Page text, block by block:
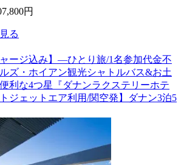
円
る
ャージ込み】―ひとり旅/1名参加代金不
・ホイアン観光シャトルバス&お土
利な4つ星『ダナンラクステリーホテ
ジェットエア利用/関空発】ダナン3泊5